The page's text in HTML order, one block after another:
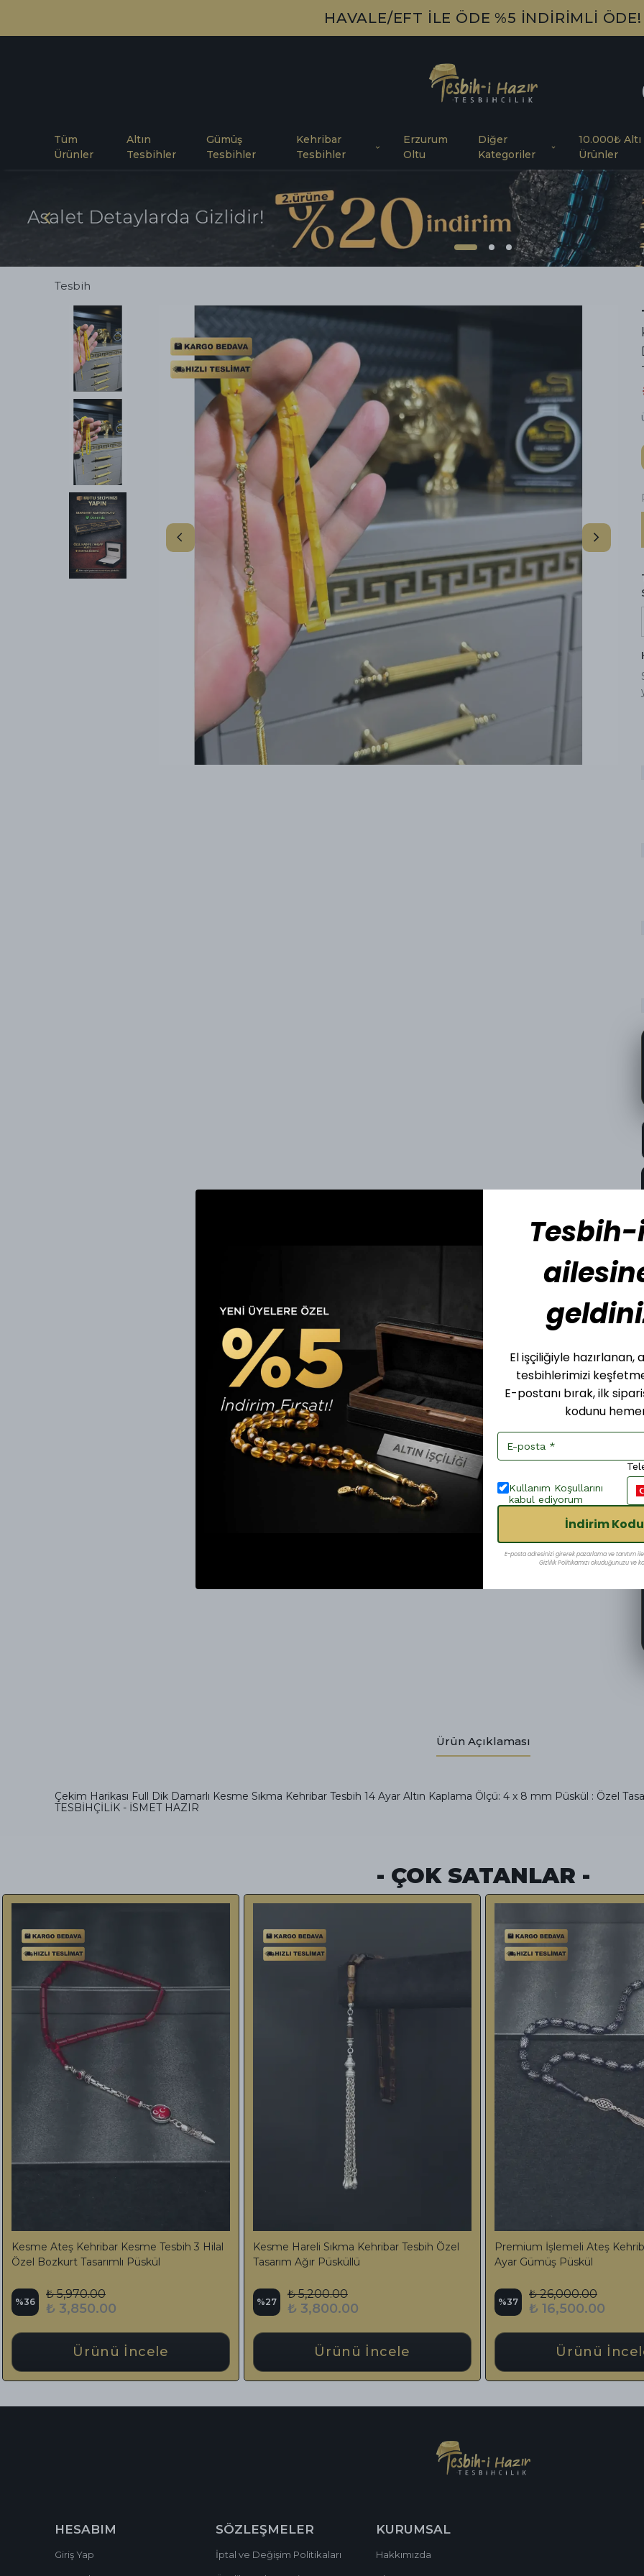
HAVALE/EFT İLE ÖDE %5 İNDİRİMLİ ÖDE!
Tüm
Ürünler
Altın
Tesbihler
Gümüş
Tesbihler
Kehribar
Tesbihler
Erzurum
Oltu
Diğer
Kategoriler
10.000₺ Altı
Ürünler
Tesbih
Ürün Açıklaması
Çekim Harikası Full Dik Damarlı Kesme Sıkma Kehribar Tesbih 14 Ayar Altın Kaplama Ölçü: 4 x 8 mm Püskül : Özel
TESBİHÇİLİK - İSMET HAZIR
- ÇOK SATANLAR -
Renk Süzmesi Çekim Harikası
Tesbih Özel Tasarım Püskül
7,500.00
3,750.00
Ürünü İncele
-Premium Usta işi Kesme Bilekboy
Erzurum Oltu Taşı İşlemeli Horse (AT) Figür
₺ 22,500.00
₺ 19,785.00
Ürünü İncele
Premium Full Set 24K Altın Parçacıklı
Tesbih Özel Jewerly Series Daimound
₺ 17,759.00
₺ 13,500.00
Ürünü İncele
HESABIM
Giriş Yap
SÖZLEŞMELER
İptal ve Değişim Politikaları
KURUMSAL
Hakkımızda
Tesbih-
El işçiliğiyle hazırlanan,
tesbihlerimizi
E-postanı bırak, ilk
kodunu
Kullanım Koşullarını
kabul ediyorum
İndirim
E-posta adresinizi girerek pazarlama ve tanıtım
Gizlilik Politikamızı okuduğunuzu ve